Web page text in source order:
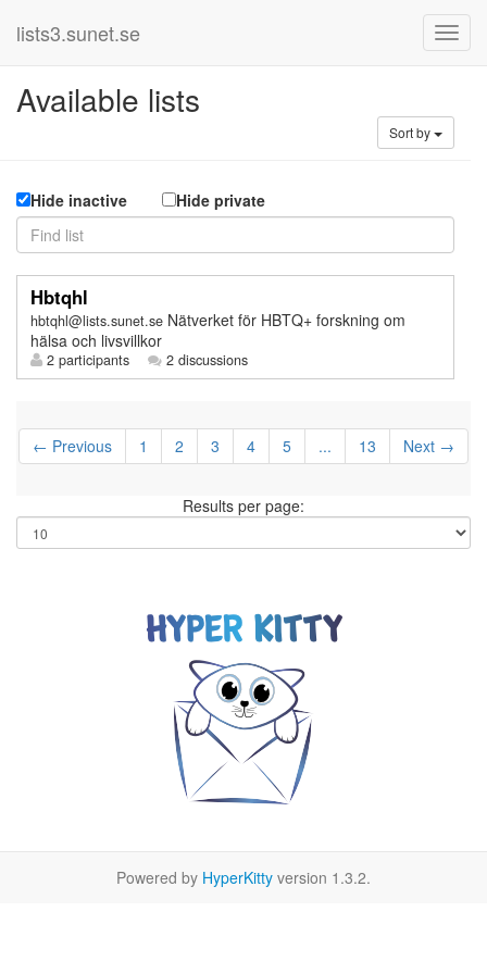
lists3.sunet.se
Available lists
Sort by
Hide inactive Hide private
Hbtqhl
hbtqhl@lists.sunet.se Nätverket för HBTQ+ forskning om
hälsa och livsvillkor
2 participants 2 discussions
← Previous 1 2 3 4 5 ... 13 Next →
Results per page:
Powered by HyperKitty version 1.3.2.